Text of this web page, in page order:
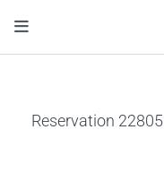
Reservation 22805